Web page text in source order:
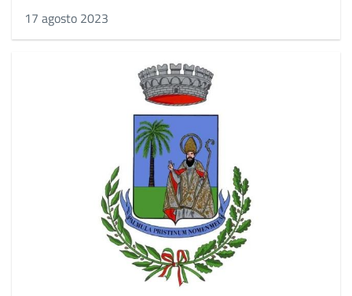
17 agosto 2023